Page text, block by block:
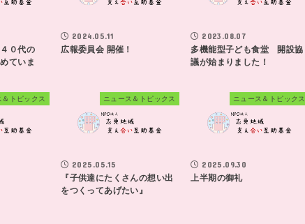
０代の
ていま
2024.05.11
広報委員会 開催！
2023.08.07
多機能型子ども食堂 開設協
議が始まりました！
＆トピックス ニュース＆トピックス
2025.05.15
『子供達にたくさんの想い出
をつくってあげたい』
ニュース＆トピックス
2025.09.30
上半期の御礼